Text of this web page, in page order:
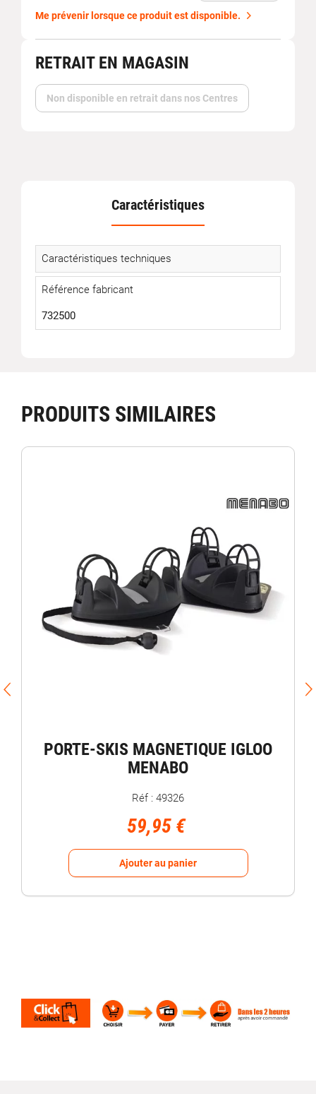
Me prévenir lorsque ce produit est disponible.
RETRAIT EN MAGASIN
Non disponible en retrait dans nos Centres
Caractéristiques
Caractéristiques techniques
Référence fabricant
732500
PRODUITS SIMILAIRES
PORTE-SKIS MAGNETIQUE IGLOO
MENABO
Réf : 49326
59,95 €
Ajouter au panier